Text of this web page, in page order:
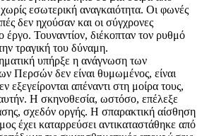
χωρίς εσωτερική αναγκαιότητα. Οι φωνές
δεν ηχούσαν και οι σύγχρονες
έργο. Τουναντίον, διέκοπταν τον ρυθμό
τραγική του δύναμη.
υπήρξε η ανάγνωση των
Περσών δεν είναι θυμωμένος, είναι
εξεγείρονται απέναντι στη μοίρα τους,
Η σκηνοθεσία, ωστόσο, επέλεξε
σχεδόν οργής. Η σπαρακτική αίσθηση
έχει καταρρεύσει αντικαταστάθηκε από